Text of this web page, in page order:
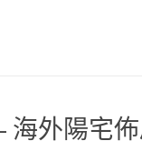
海外陽宅